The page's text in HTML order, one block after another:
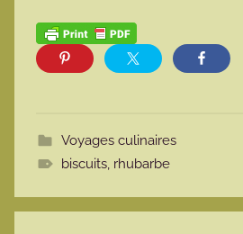
Voyages culinaires
biscuits, rhubarbe